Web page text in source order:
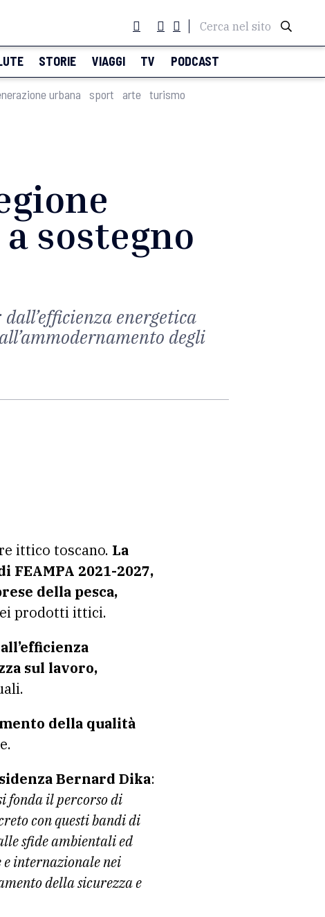
Cerca nel sito
STORIE VIAGGI TV PODCAST
urbana sport arte turismo
sostegno
energetica
degli
ittico toscano. La
2021-2027,
della pesca,
prodotti ittici.
sul lavoro,
della qualità
Bernard Dika:
fonda il percorso di
con questi bandi di
sfide ambientali ed
e internazionale nei
della sicurezza e